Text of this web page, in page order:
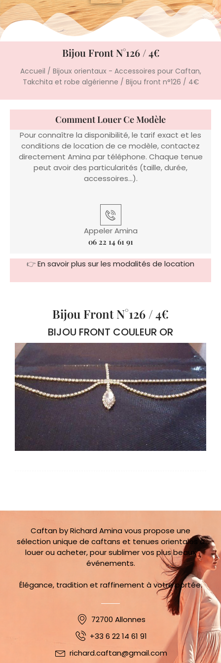
Bijou Front N°126 / 4€
Accueil / Bijoux orientaux - Accessoires pour Caftan,
Takchita et robe algérienne / Bijou front n°126 / 4€
Comment Louer Ce Modèle
Pour connaître la disponibilité, le tarif exact et les
conditions de location de ce modèle, contactez
directement Amina par téléphone. Chaque tenue
peut avoir des particularités (taille, durée,
accessoires…).
Appeler Amina
06 22 14 61 91
👉En savoir plus sur les modalités de location
Bijou Front N°126 / 4€
BIJOU FRONT COULEUR OR
Caftan by Richard Amina vous propose une
sélection unique de caftans et tenues orientales à
louer ou acheter, pour sublimer vos plus beaux
événements.
Élégance, tradition et raffinement à votre portée.
72700 Allonnes
+33 6 22 14 61 91
richard.caftan@gmail.com